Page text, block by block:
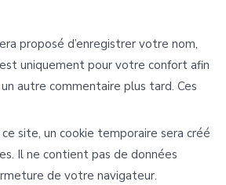
proposé d’enregistrer votre nom,
uniquement pour votre confort afin
autre commentaire plus tard. Ces
site, un cookie temporaire sera créé
Il ne contient pas de données
de votre navigateur.